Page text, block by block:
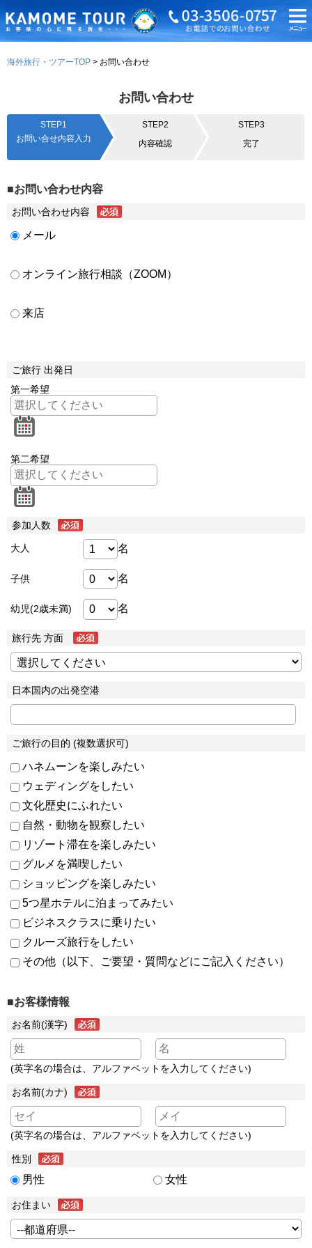
海外旅行・ツアーTOP お問い合わせ
お問い合わせ
STEP1
お問い合せ内容入力
STEP2
内容確認
STEP3
完了
■お問い合わせ内容
お問い合わせ内容
メール
オンライン旅行相談（ZOOM）
来店
ご旅行 出発日
第一希望
第二希望
参加人数
大人 名
子供 名
幼児(2歳未満) 名
旅行先 方面
日本国内の出発空港
ご旅行の目的 (複数選択可)
ハネムーンを楽しみたい
ウェディングをしたい
文化歴史にふれたい
自然・動物を観察したい
リゾート滞在を楽しみたい
グルメを満喫したい
ショッピングを楽しみたい
5つ星ホテルに泊まってみたい
ビジネスクラスに乗りたい
クルーズ旅行をしたい
その他（以下、ご要望・質問などにご記入ください）
■お客様情報
お名前(漢字)
(英字名の場合は、アルファベットを入力してください)
お名前(カナ)
(英字名の場合は、アルファベットを入力してください)
性別
男性 女性
お住まい